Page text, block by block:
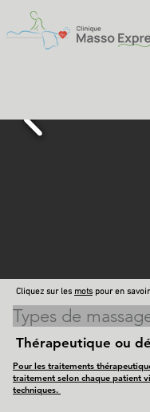
Cliquez sur les mots pour en
Types de
Thérapeutique ou
Pour les traitements
traitement selon chaque patient
techniques.